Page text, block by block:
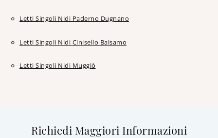
Letti Singoli Nidi Paderno Dugnano
Letti Singoli Nidi Cinisello Balsamo
Letti Singoli Nidi Muggiò
Richiedi Maggiori Informazioni